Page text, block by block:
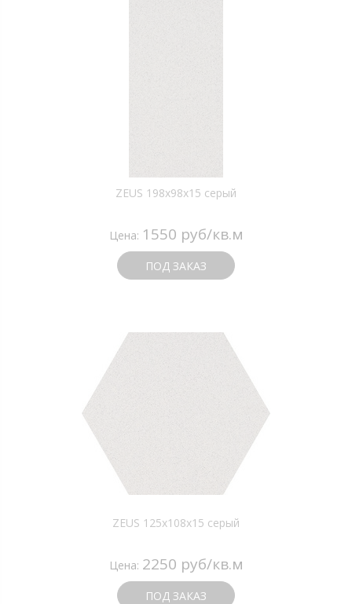
ZEUS 198x98x15 серый
Цена: 1550 руб/кв.м
ПОД ЗАКАЗ
ZEUS 125x108x15 серый
Цена: 2250 руб/кв.м
ПОД ЗАКАЗ